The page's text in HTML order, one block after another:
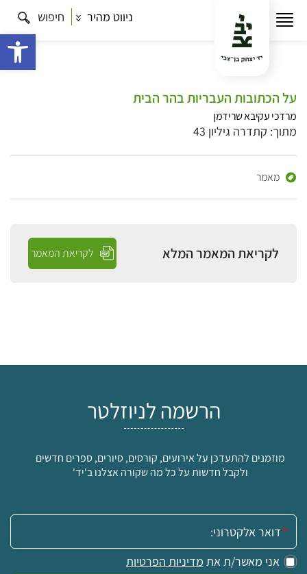
ניווט מהיר חיפוש
על הכתובות העבריות בהר הבית
מרדכי עקיבא שרידמן
מתוך: קתדרה גיליון 43
מאמר
לקריאת המאמר המלא לקריאת המאמר
הרשמה לניוזלטר
מוזמנים להתעדכן על אירועים, קורסים, סיורים, ספרים חדשים
ולקבל חדשות על כל מה שקורה אצלנו ב'יד'
אימייל:
אני מאשר/ת את מדיניות הפרטיות